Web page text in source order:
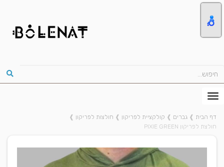
דף הבית ❱ גברים ❱ קולקציית לפריקון ❱ חולצות לפריקון ❱
חולצת לפריקון PIXIE GREEN